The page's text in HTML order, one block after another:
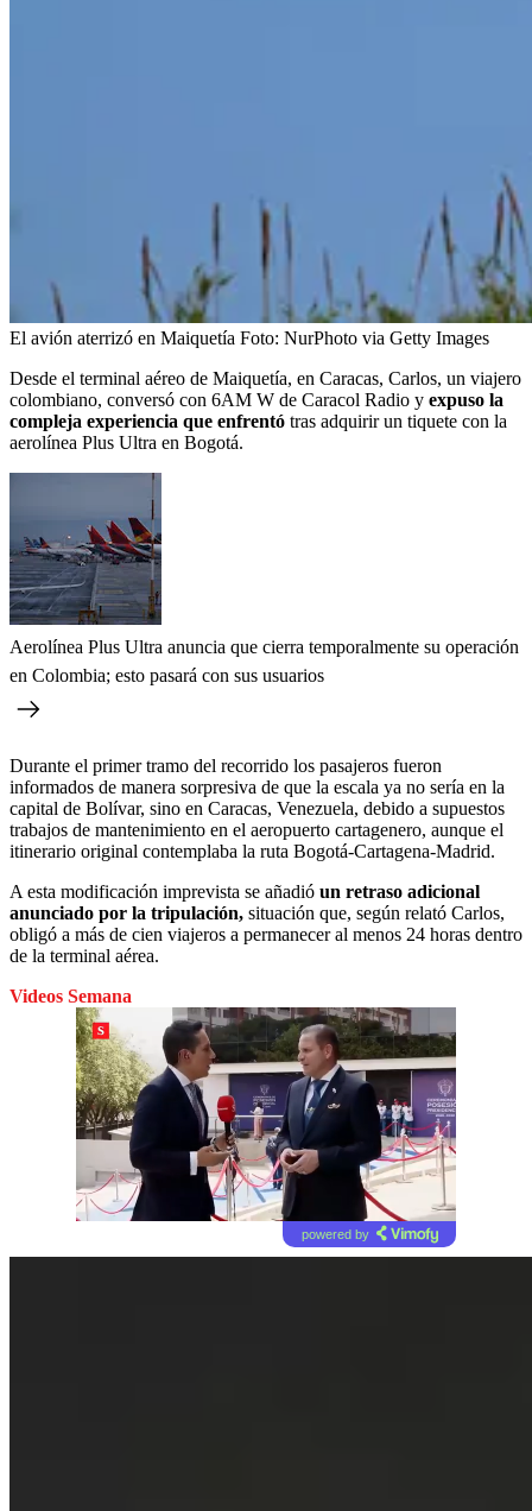
El avión aterrizó en Maiquetía Foto: NurPhoto via Getty Images
Desde el terminal aéreo de Maiquetía, en Caracas, Carlos, un viajero
colombiano, conversó con 6AM W de Caracol Radio y expuso la
compleja experiencia que enfrentó tras adquirir un tiquete con la
aerolínea Plus Ultra en Bogotá.
Aerolínea Plus Ultra anuncia que cierra temporalmente su operación
en Colombia; esto pasará con sus usuarios
Durante el primer tramo del recorrido los pasajeros fueron
informados de manera sorpresiva de que la escala ya no sería en la
capital de Bolívar, sino en Caracas, Venezuela, debido a supuestos
trabajos de mantenimiento en el aeropuerto cartagenero, aunque el
itinerario original contemplaba la ruta Bogotá-Cartagena-Madrid.
A esta modificación imprevista se añadió un retraso adicional
anunciado por la tripulación, situación que, según relató Carlos,
obligó a más de cien viajeros a permanecer al menos 24 horas dentro
de la terminal aérea.
Videos Semana
powered by